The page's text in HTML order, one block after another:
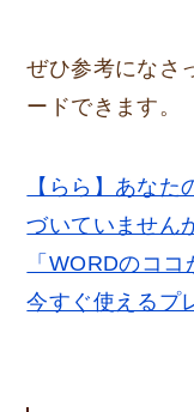
ぜひ参考になさ
ードできます。
【らら】あな
づいていません
「WORDのコ
今すぐ使えるプ